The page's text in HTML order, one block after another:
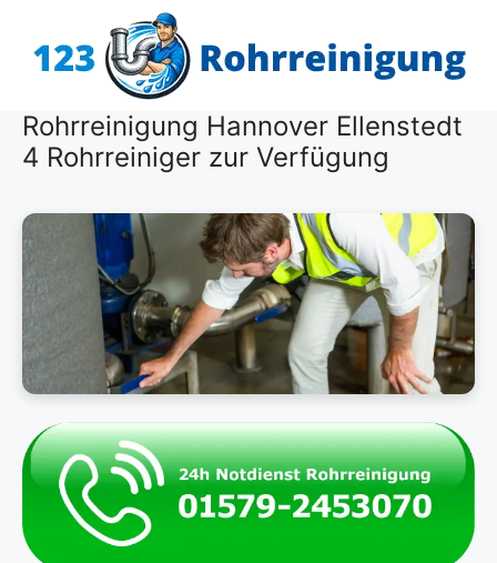
Inhalt
Rohrreinigung Hannover Ellenstedt
4 Rohrreiniger zur Verfügung